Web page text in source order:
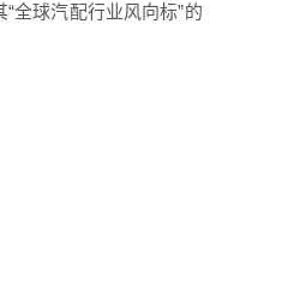
全球汽配行业风向标”的